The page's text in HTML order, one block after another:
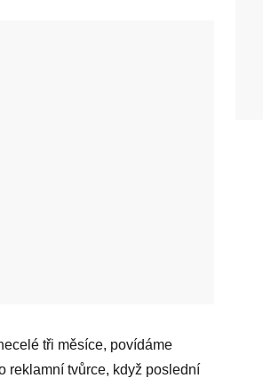
tři měsíce, povídáme
reklamní tvůrce, když poslední